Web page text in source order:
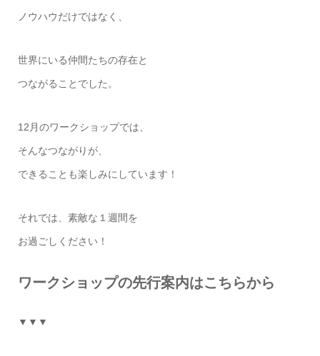
ノウハウだけではなく、
世界にいる仲間たちの存在と
つながることでした。
12月のワークショップでは、
そんなつながりが、
できることも楽しみにしています！
それでは、素敵な１週間を
お過ごしください！
ワークショップの先行案内はこちらから
▼▼▼